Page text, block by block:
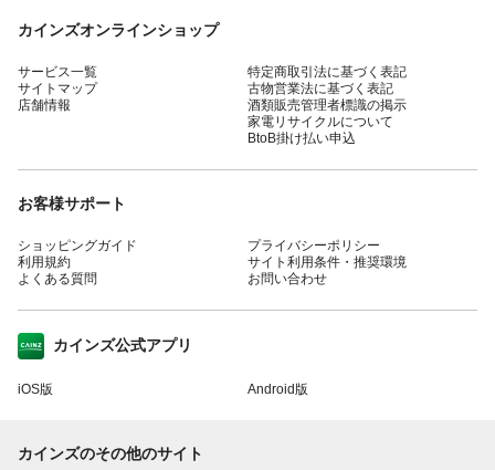
カインズオンラインショップ
サービス一覧
サイトマップ
店舗情報
特定商取引法に基づく表記
古物営業法に基づく表記
酒類販売管理者標識の掲示
家電リサイクルについて
BtoB掛け払い申込
お客様サポート
ショッピングガイド
利用規約
よくある質問
プライバシーポリシー
サイト利用条件・推奨環境
お問い合わせ
カインズ公式アプリ
iOS版 Android版
カインズのその他のサイト